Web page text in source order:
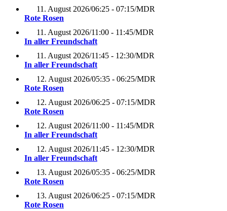
11. August 2026/06:25 - 07:15/MDR
Rote Rosen
11. August 2026/11:00 - 11:45/MDR
In aller Freundschaft
11. August 2026/11:45 - 12:30/MDR
In aller Freundschaft
12. August 2026/05:35 - 06:25/MDR
Rote Rosen
12. August 2026/06:25 - 07:15/MDR
Rote Rosen
12. August 2026/11:00 - 11:45/MDR
In aller Freundschaft
12. August 2026/11:45 - 12:30/MDR
In aller Freundschaft
13. August 2026/05:35 - 06:25/MDR
Rote Rosen
13. August 2026/06:25 - 07:15/MDR
Rote Rosen